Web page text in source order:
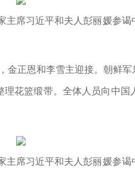
席习近平和夫人彭丽媛参
正恩和李雪主迎接。朝鲜
花篮缎带。全体人员向中
席习近平和夫人彭丽媛参